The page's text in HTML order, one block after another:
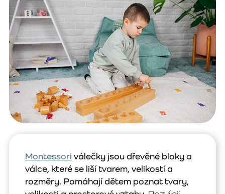
Montessori válečky jsou dřevěné bloky a
válce, které se liší tvarem, velikostí a
rozměry. Pomáhají dětem poznat tvary,